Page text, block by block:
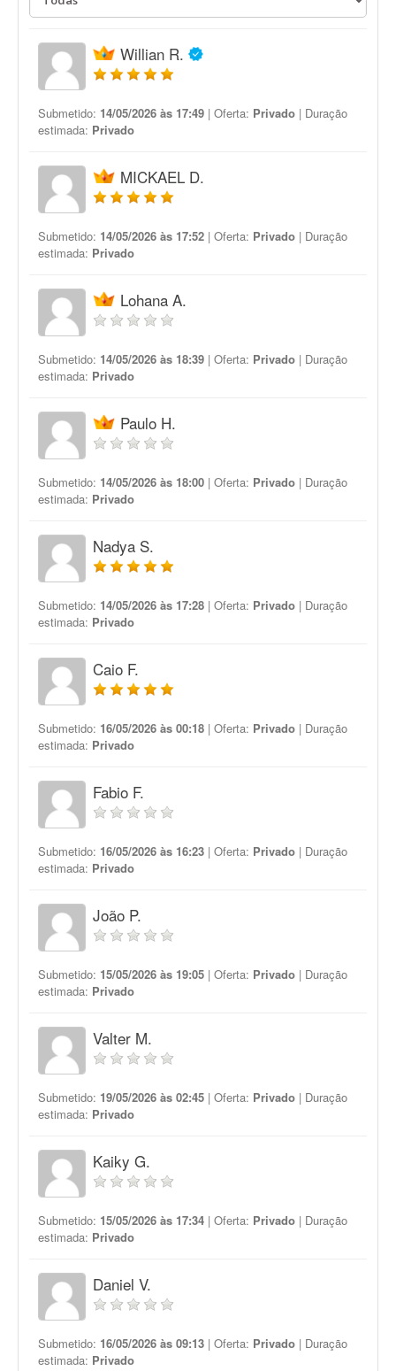
Willian R.
Submetido: 14/05/2026 às 17:49 | Oferta: Privado | Duração
estimada: Privado
MICKAEL D.
Submetido: 14/05/2026 às 17:52 | Oferta: Privado | Duração
estimada: Privado
Lohana A.
Submetido: 14/05/2026 às 18:39 | Oferta: Privado | Duração
estimada: Privado
Paulo H.
Submetido: 14/05/2026 às 18:00 | Oferta: Privado | Duração
estimada: Privado
Nadya S.
Submetido: 14/05/2026 às 17:28 | Oferta: Privado | Duração
estimada: Privado
Caio F.
Submetido: 16/05/2026 às 00:18 | Oferta: Privado | Duração
estimada: Privado
Fabio F.
Submetido: 16/05/2026 às 16:23 | Oferta: Privado | Duração
estimada: Privado
João P.
Submetido: 15/05/2026 às 19:05 | Oferta: Privado | Duração
estimada: Privado
Valter M.
Submetido: 19/05/2026 às 02:45 | Oferta: Privado | Duração
estimada: Privado
Kaiky G.
Submetido: 15/05/2026 às 17:34 | Oferta: Privado | Duração
estimada: Privado
Daniel V.
Submetido: 16/05/2026 às 09:13 | Oferta: Privado | Duração
estimada: Privado